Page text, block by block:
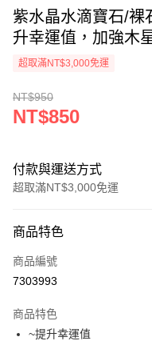
紫水晶水滴寶石/裸
升幸運值，加強木
超取滿NT$3,000免運
NT$950
NT$850
付款與運送方式
超取滿NT$3,000免運
信用卡一次付款
超商取貨付款
Apple Pay
商品特色
商品編號
7303993
商品特色
~提升幸運值